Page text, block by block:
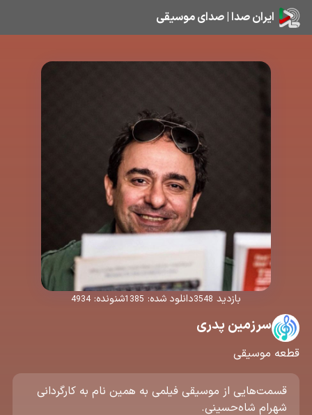
ایران صدا | صدای موسیقی
بازدید 3548دانلود شده: 1385شنونده: 4934
سرزمین پدری
قطعه موسیقی
قسمت‌هایی از موسیقی فیلمی به همین نام به کارگردانی
شهرام شاه‌حسینی.